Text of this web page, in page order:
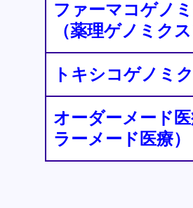
ファーマコゲノ
（薬理ゲノミクス
トキシコゲノミ
オーダーメード
ラーメード医療）